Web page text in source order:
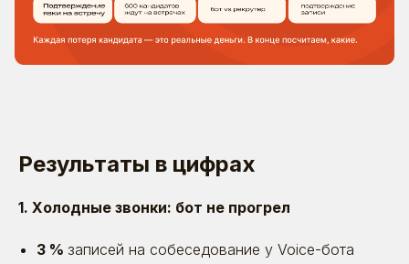
Результаты в цифрах
1. Холодные звонки: бот не прогрел
3 % записей на собеседование у Voice-бота